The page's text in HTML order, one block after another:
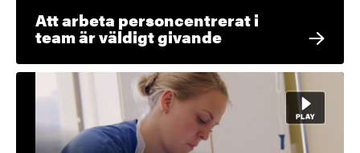
Att arbeta personcentrerat i
team är väldigt givande